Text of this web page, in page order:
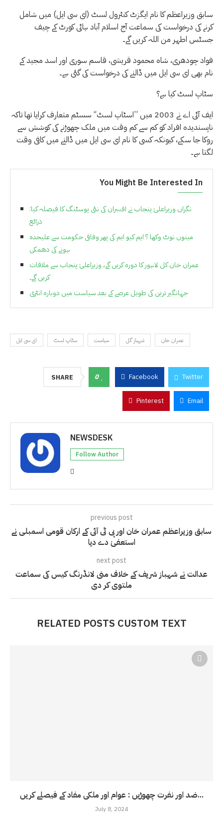
سابق وزیراعظم کا نام ایگزٹ کنٹرول لسٹ (ای سی ایل) میں شامل
کرنے کی درخواست کی سماعت آج اسلام آباد ہائی کورٹ کے چیف
جسٹس اطہر من اللہ کریں گے۔
فواد چودھری، شاہ محمود قریشی، قاسم سوری اور اسد مجید کے
نام بھی ای سی ایل میں ڈالنے کی درخواست کی گئی ہے۔
سٹاپ لسٹ کیا ہے؟
ایف آئی اے نے 2003 میں ’’اسٹاپ لسٹ‘‘ سسٹم متعارف کرایا تھا تاکہ
ناپسندیدہ افراد کو کم سے کم وقت میں ملک چھوڑنے کی کوشش سے
روکا جا سکے، کیونکہ کسی کا نام ای سی ایل میں ڈالنے میں کافی وقت
لگتا ہے۔
You Might Be Interested In
نگراں وزیراعلیٰ پنجاب نے افسران کی نئی پوسٹنگ کا فیصلہ کیا:
ذرائع
مینوں نوٹ وکھا ؟ ایم کیو ایم کی پھر وفاقی حکومت سے علیحدہ
ہونے کی دھمکی
عمران خان کل لاہور کا دورہ کریں گے، وزیراعلیٰ پنجاب سے ملاقات
کریں گے۔
جہانگیر ترین کی طویل عرصے کے بعد سیاست میں دوبارہ انٹری
ای سی ایل سٹاپ لسٹ سیاست شہباز گل عمران خان
SHARE 0 Facebook Twitter
Pinterest Email
NEWSDESK
Follow Author
previous post
سابق وزیراعظم عمران خان اور پی ٹی آئی کے ارکان قومی اسمبلی نے
استعفیٰ دے دیا
next post
عدالت نے شہباز شریف کے خلاف منی لانڈرنگ کیس کی سماعت
ملتوی کر دی
RELATED POSTS CUSTOM TEXT
ضد اور نفرت چھوڑیں : عوام اور ملکی مفاد کے فیصلے کریں...
July 8, 2024